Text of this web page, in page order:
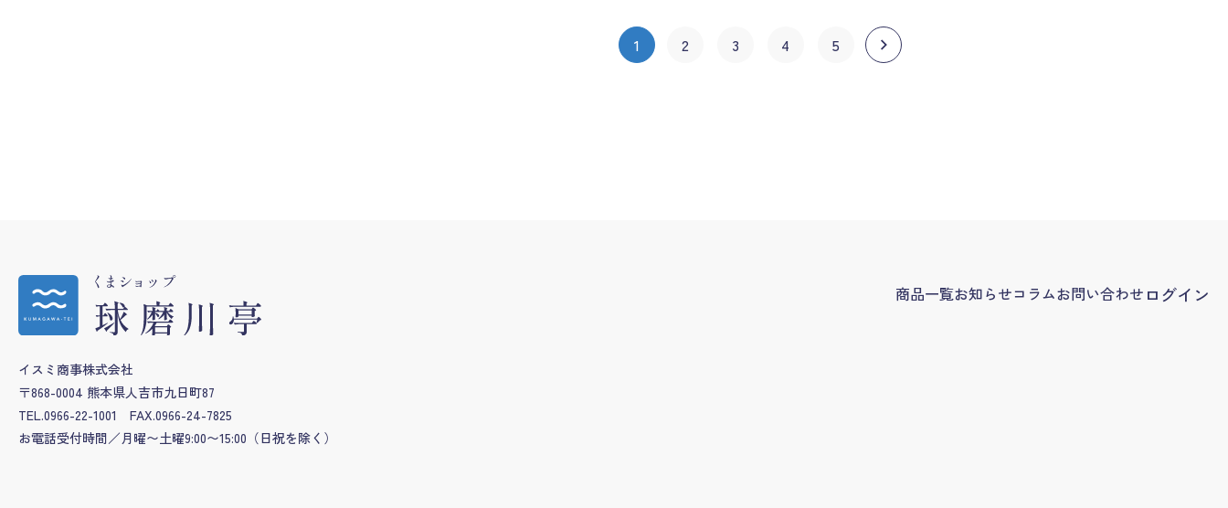
1 2 3 4 5
イスミ商事株式会社
〒868-0004 熊本県人吉市九日町87
TEL.0966-22-1001
FAX.0966-24-7825
お電話受付時間／月曜〜土曜9:00〜15:00 （日祝を除く）
商品一覧お知らせコラムお問い合わせ ログイン